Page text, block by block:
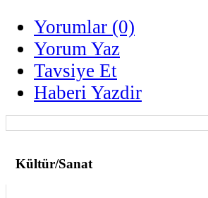
Yorumlar (0)
Yorum Yaz
Tavsiye Et
Haberi Yazdir
Kültür/Sanat